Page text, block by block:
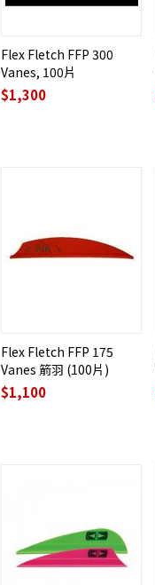
Flex Fletch FFP 300
Vanes, 100片
$1,300
Flex Fletch FFP 175
Vanes 箭羽 (100片)
$1,100